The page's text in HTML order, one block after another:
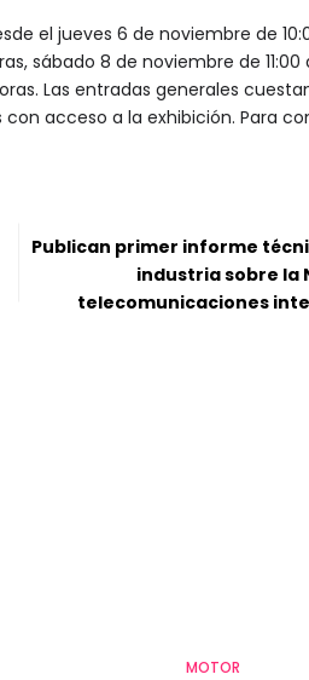
el jueves 6 de noviembre de
sábado 8 de noviembre de 11:00
Las entradas generales
acceso a la exhibición. Para
Publican primer informe
industria sobre la
telecomunicaciones
MOTOR